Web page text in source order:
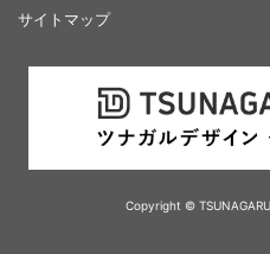
サイトマップ
Copyright ©